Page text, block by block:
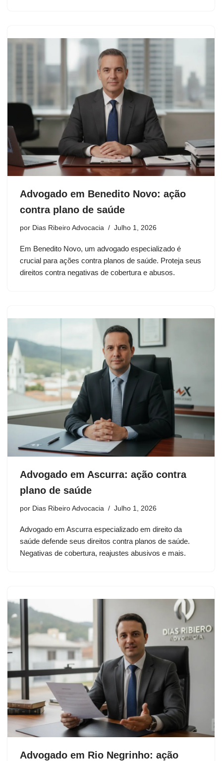
Advogado em Benedito Novo: ação
contra plano de saúde
por Dias Ribeiro Advocacia Julho 1, 2026
Em Benedito Novo, um advogado especializado é
crucial para ações contra planos de saúde. Proteja seus
direitos contra negativas de cobertura e abusos.
Advogado em Ascurra: ação contra
plano de saúde
por Dias Ribeiro Advocacia Julho 1, 2026
Advogado em Ascurra especializado em direito da
saúde defende seus direitos contra planos de saúde.
Negativas de cobertura, reajustes abusivos e mais.
Advogado em Rio Negrinho: ação